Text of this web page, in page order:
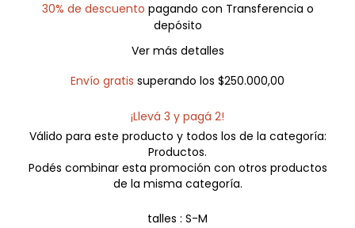
30% de descuento pagando con Transferencia o
depósito
Ver más detalles
Envío gratis superando los $250.000,00
¡Llevá 3 y pagá 2!
Válido para este producto y todos los de la categoría:
Productos.
Podés combinar esta promoción con otros productos
de la misma categoría.
talles : S-M